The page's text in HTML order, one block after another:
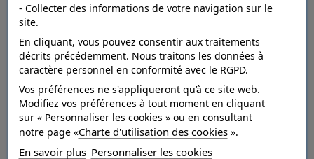
Raccord droit.
Entretien lessivable à la brosse.
Résistance à
la lumière
bonne.
Pose Collage sur le mur.
Style Nature,Paysage.
- Collecter des informations de votre navigation sur le
site.
En cliquant, vous pouvez consentir aux traitements
décrits précédemment. Nous traitons les données à
caractère personnel en conformité avec le RGPD.
Vos préférences ne s'appliqueront qu’à ce site web.
Modifiez vos préférences à tout moment en cliquant
sur « Personnaliser les cookies » ou en consultant
notre page «Charte d'utilisation des cookies».
En savoir plus Personnaliser les cookies